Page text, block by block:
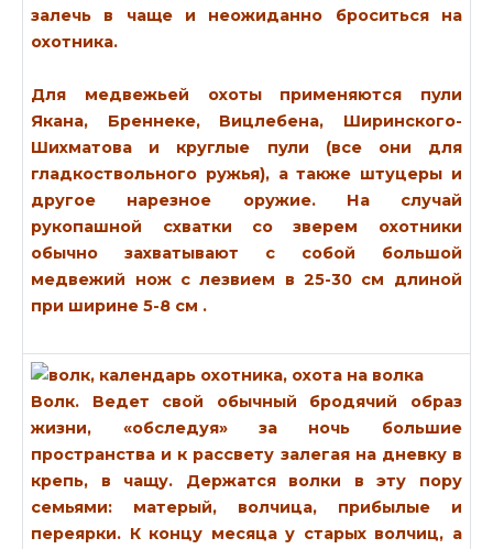
залечь в чаще и неожиданно броситься на
охотника.
Для медвежьей охоты применяются пули
Якана, Бреннеке, Вицлебена, Ширинского-
Шихматова и круглые пули (все они для
гладкоствольного ружья), а также штуцеры и
другое нарезное оружие. На случай
рукопашной схватки со зверем охотники
обычно захватывают с собой большой
медвежий нож с лезвием в 25-30 см длиной
при ширине 5-8 см .
Волк. Ведет свой обычный бродячий образ
жизни, «обследуя» за ночь большие
пространства и к рассвету залегая на дневку в
крепь, в чащу. Держатся волки в эту пору
семьями: матерый, волчица, прибылые и
переярки. К концу месяца у старых волчиц, а